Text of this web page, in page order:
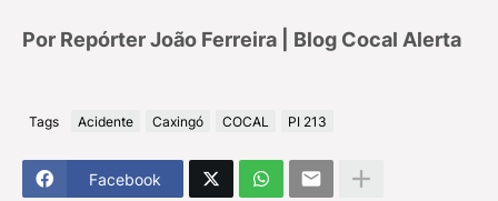
Por Repórter João Ferreira | Blog Cocal Alerta
Tags Acidente Caxingó COCAL PI 213
Facebook